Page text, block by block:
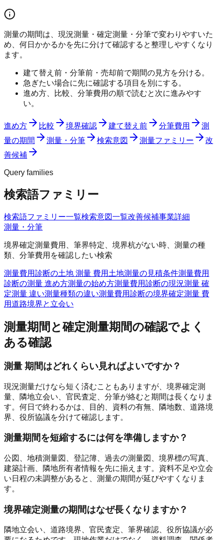
測量の期間は、現況測量・確定測量・分筆で変わりやすいた
め、何日かかるかを先に分けて確認すると整理しやすくなり
ます。
建て替え前・分筆前・売却前で期間の見方を分ける。
急ぎたい場合に先に確認する項目を別にする。
進め方、比較、分筆費用の順で読むと次に進みやす
い。
進め方 比較 境界確認 建て替え前 分筆費用
測
量の期間
測量・分筆 検索意図 測量ファミリー
改
善候補
Query families
検索語ファミリー
検索語ファミリー一覧検索意図一覧改善候補事業詳細
測量・分筆
境界確定測量費用、筆界特定、境界杭がない時、測量の種
類、分筆費用を確認したい検索
測量費用診断の土地 測量 費用 土地測量の見積条件測量費用
診断の測量 進め方測量の始め方測量費用診断の現況測量 確
定測量 違い測量種類の違い測量費用診断の境界確定測量 費
用道路境界と立会い
測量期間と確定測量期間の確認でよく
ある確認
測量 期間はどれくらい見ればよいですか？
現況測量だけなら短く済むこともありますが、境界確定測
量、隣地立会い、官民査定、分筆が絡むと期間は長くなりま
す。何日で終わるかは、目的、資料の有無、隣地数、道路境
界、役所協議を分けて確認します。
測量期間を短縮するには何を準備しますか？
公図、地積測量図、登記簿、過去の測量図、境界標の写真、
建築計画、隣地所有者情報を先に揃えます。資料不足や立会
い日程の未調整があると、測量の期間が延びやすくなりま
す。
境界確定測量の期間はなぜ長くなりますか？
隣地立会い、道路境界、官民査定、筆界確認、役所協議が必